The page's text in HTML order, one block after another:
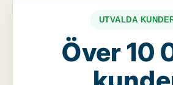
UTVALDA
Över 10